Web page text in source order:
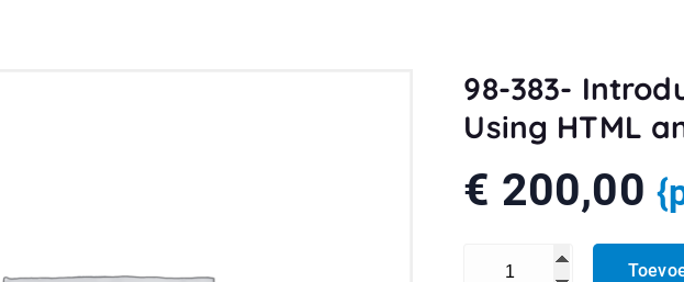
98-383-
Using HTML
€ 200,00
98-383- Introduction to